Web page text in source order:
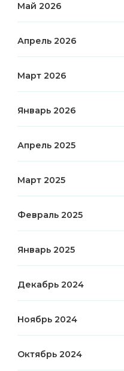
Май 2026
Апрель 2026
Март 2026
Январь 2026
Апрель 2025
Март 2025
Февраль 2025
Январь 2025
Декабрь 2024
Ноябрь 2024
Октябрь 2024